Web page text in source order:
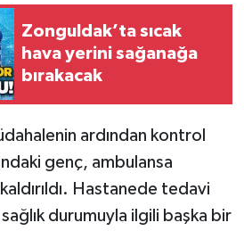
Zonguldak’ta sıcak
hava yerini sağanağa
bırakacak
ardından kontrol
genç, ambulansa
Hastanede tedavi
sağlık durumuyla ilgili başka bir